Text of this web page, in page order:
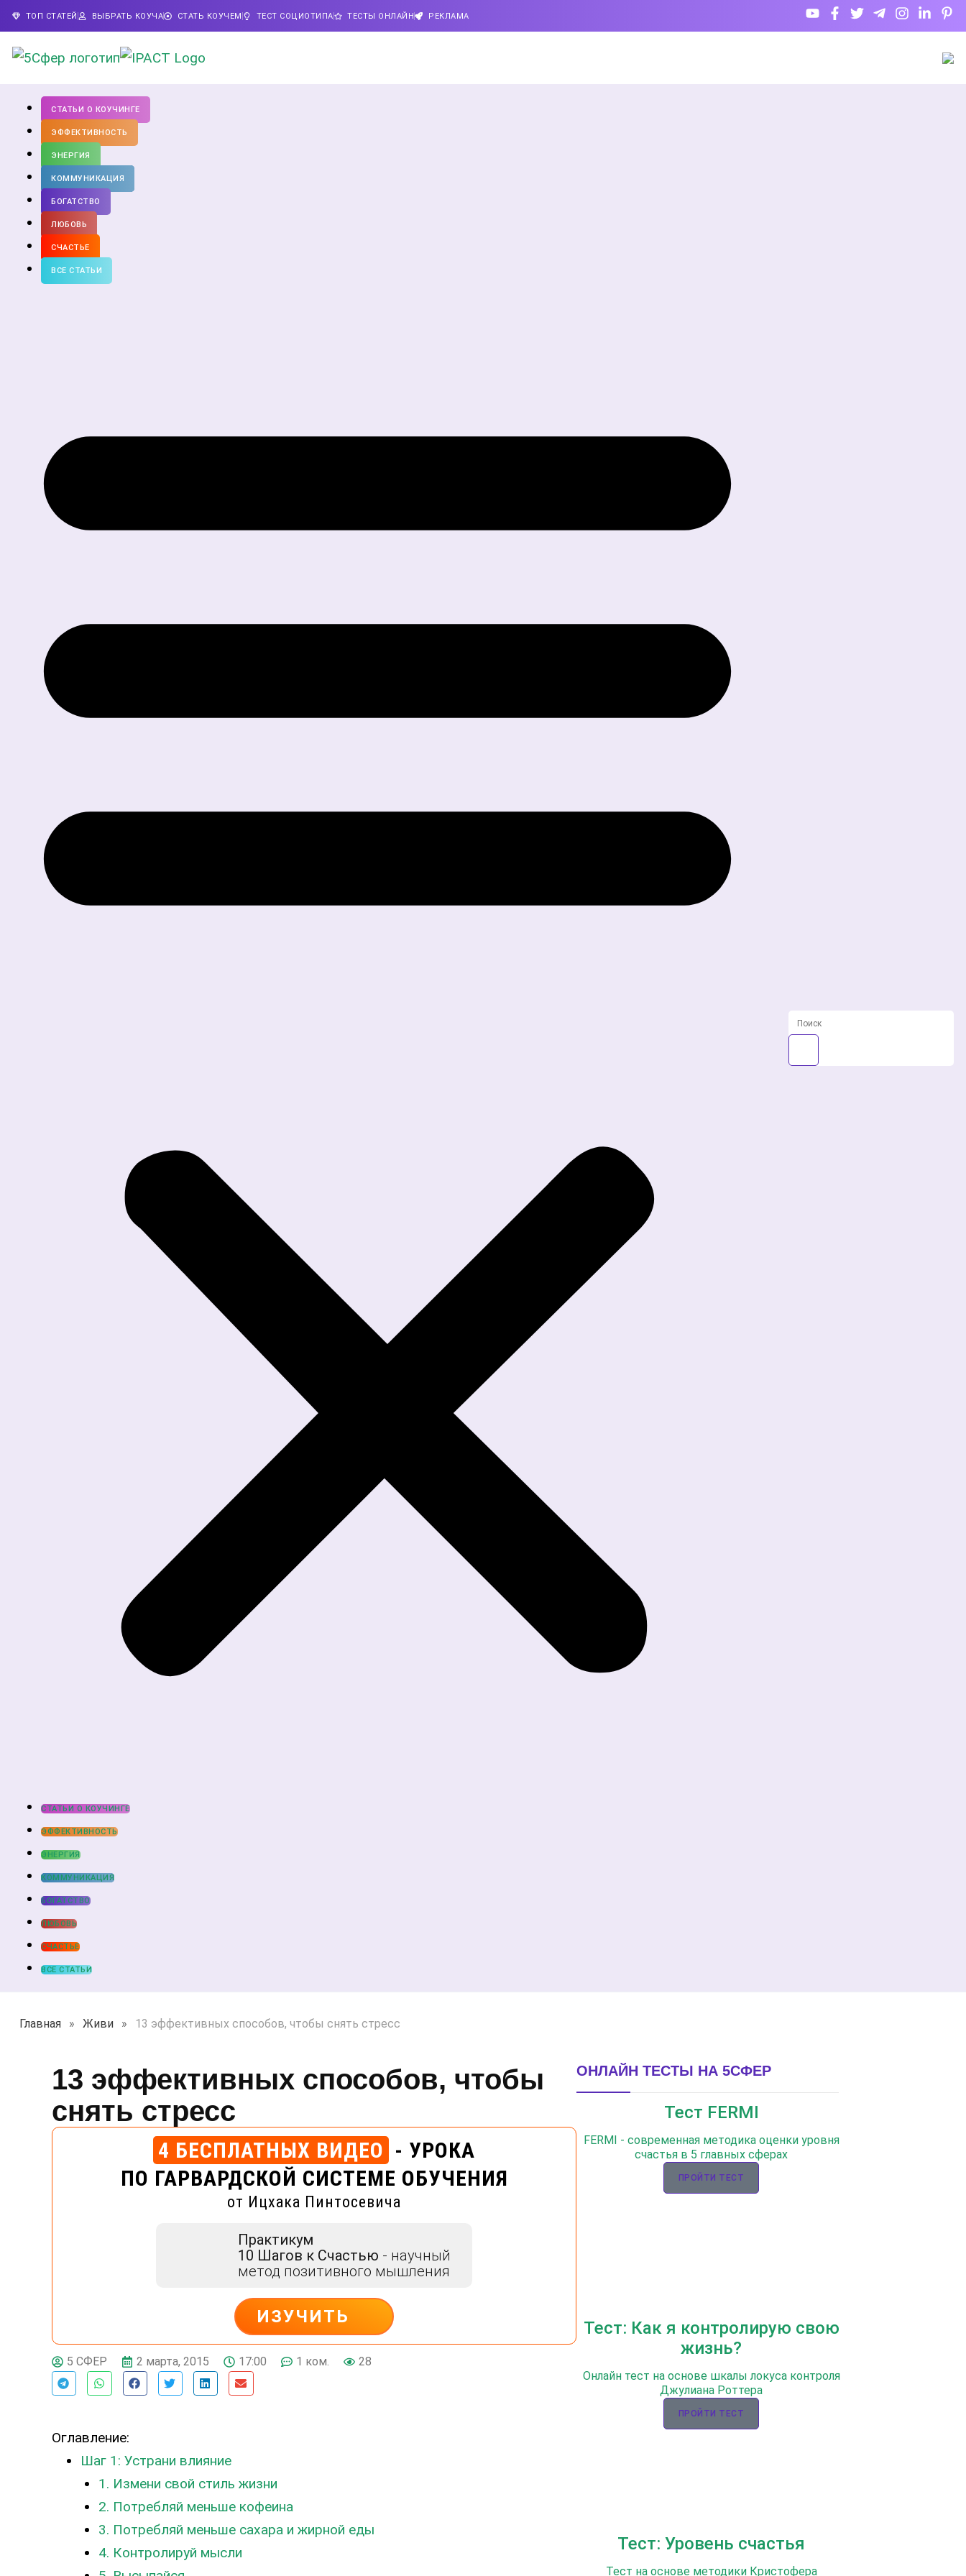
ТОП СТАТЕЙ ВЫБРАТЬ КОУЧА СТАТЬ КОУЧЕМ ТЕСТ СОЦИОТИПА ТЕСТЫ ОНЛАЙН РЕКЛАМА
СТАТЬИ О КОУЧИНГЕ
ЭФФЕКТИВНОСТЬ
ЭНЕРГИЯ
КОММУНИКАЦИЯ
БОГАТСТВО
ЛЮБОВЬ
СЧАСТЬЕ
ВСЕ СТАТЬИ
СТАТЬИ О КОУЧИНГЕ
ЭФФЕКТИВНОСТЬ
ЭНЕРГИЯ
КОММУНИКАЦИЯ
БОГАТСТВО
ЛЮБОВЬ
СЧАСТЬЕ
ВСЕ СТАТЬИ
Главная » Живи » 13 эффективных способов, чтобы снять стресс
13 эффективных способов, чтобы
снять стресс
4 БЕСПЛАТНЫХ ВИДЕО - УРОКА
ПО ГАРВАРДСКОЙ СИСТЕМЕ ОБУЧЕНИЯ
от Ицхака Пинтосевича
Практикум
10 Шагов к Счастью - научный
метод позитивного мышления
ИЗУЧИТЬ
ДЕЙСТВУЙ
5 СФЕР 2 марта, 2015 17:00 1 ком. 28
Оглавление:
Шаг 1: Устрани влияние
1. Измени свой стиль жизни
2. Потребляй меньше кофеина
3. Потребляй меньше сахара и жирной еды
4. Контролируй мысли
ОНЛАЙН ТЕСТЫ НА 5СФЕР
Тест FERMI
FERMI - современная методика оценки уровня
счастья в 5 главных сферах
ПРОЙТИ ТЕСТ
Тест: Как я контролирую свою
жизнь?
Онлайн тест на основе шкалы локуса контроля
Джулиана Роттера
ПРОЙТИ ТЕСТ
Тест: Уровень счастья
Тест на основе методики Кристофера